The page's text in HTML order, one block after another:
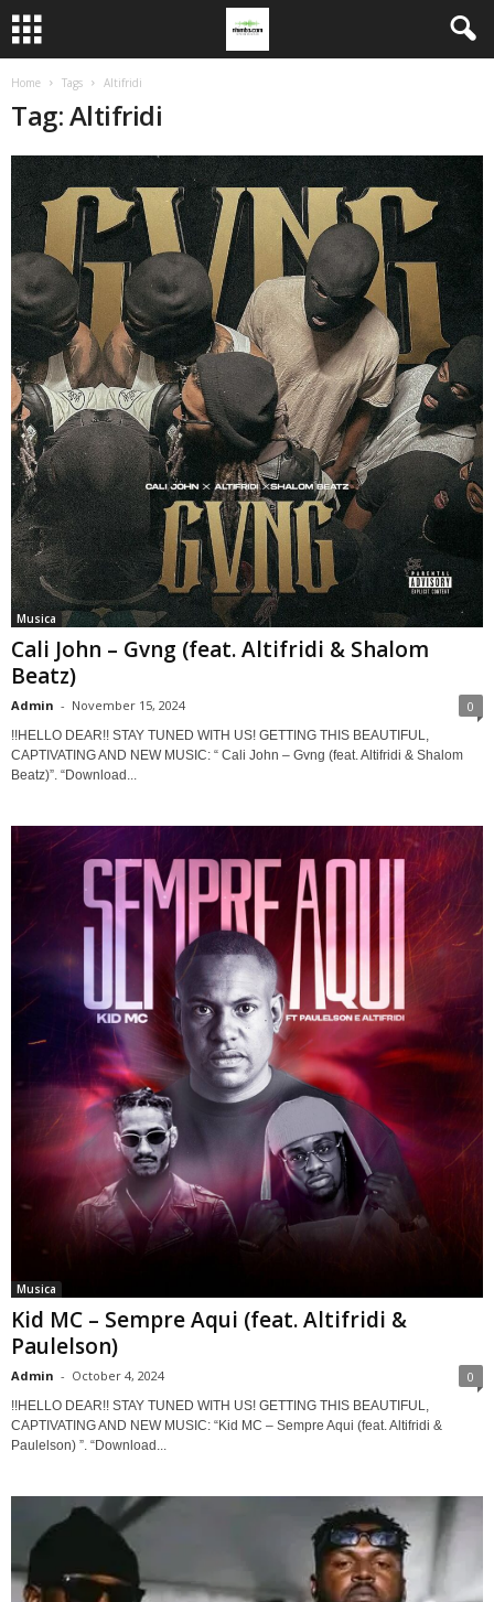
Home Tags Altifridi
Tag: Altifridi
Musica
Cali John – Gvng (feat. Altifridi & Shalom
Beatz)
Admin - November 15, 2024 0
!!HELLO DEAR!! STAY TUNED WITH US! GETTING THIS BEAUTIFUL,
CAPTIVATING AND NEW MUSIC: “ Cali John – Gvng (feat. Altifridi & Shalom
Beatz)”. “Download...
Musica
Kid MC – Sempre Aqui (feat. Altifridi &
Paulelson)
Admin - October 4, 2024 0
!!HELLO DEAR!! STAY TUNED WITH US! GETTING THIS BEAUTIFUL,
CAPTIVATING AND NEW MUSIC: “Kid MC – Sempre Aqui (feat. Altifridi &
Paulelson) ”. “Download...